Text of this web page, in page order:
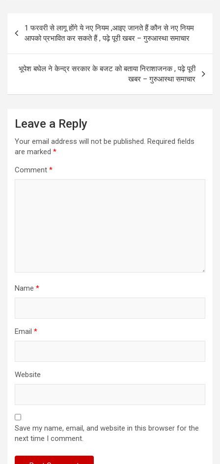
o
o
k
d
o
n
navigation
1 फरवरी से लागू होंगे ये नए नियम ,आइए जानते हैं कौन से नए नियम
आपको प्रभावित कर सकते हैं , पढ़े पूरी खबर – गुरुआस्था समाचार
भूपेश बघेल ने केन्द्र सरकार के बजट को बताया निराशाजनक , पढ़े पूरी
खबर – गुरुआस्था समाचार
Leave a Reply
Your email address will not be published. Required fields
are marked *
Comment *
Name *
Email *
Website
Save my name, email, and website in this browser for the
next time I comment.